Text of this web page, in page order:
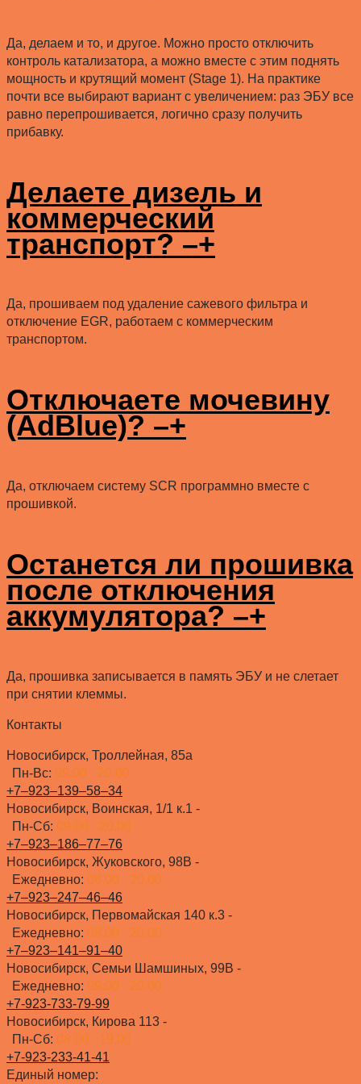
Да, делаем и то, и другое. Можно просто отключить
контроль катализатора, а можно вместе с этим поднять
мощность и крутящий момент (Stage 1). На практике
почти все выбирают вариант с увеличением: раз ЭБУ все
равно перепрошивается, логично сразу получить
прибавку.
Делаете дизель и
коммерческий
транспорт?–+
Да, прошиваем под удаление сажевого фильтра и
отключение EGR, работаем с коммерческим
транспортом.
Отключаете мочевину
(AdBlue)? –+
Да, отключаем систему SCR программно вместе с
прошивкой.
Останется ли прошивка
после отключения
аккумулятора? –+
Да, прошивка записывается в память ЭБУ и не слетает
при снятии клеммы.
Контакты
Новосибирск, Троллейная, 85а
Пн-Вс: 09.00 - 20.00
+7‒923‒139‒58‒34
Новосибирск, Воинская, 1/1 к.1 -
Пн-Сб: 09.00 - 20.00
+7‒923‒186‒77‒76
Новосибирск, Жуковского, 98В -
Ежедневно: 08.00 - 20.00
+7‒923‒247‒46‒46
Новосибирск, Первомайская 140 к.3 -
Ежедневно: 08.00 - 20.00
+7‒923‒141‒91‒40
Новосибирск, Семьи Шамшиных, 99В -
Ежедневно: 09.00 - 20.00
+7-923-733-79-99
Новосибирск, Кирова 113 -
Пн-Сб: 08.00 - 19.00
+7-923-233-41-41
Единый номер: